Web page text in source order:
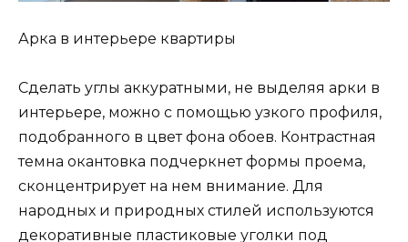
Арка в интерьере квартиры
Сделать углы аккуратными, не выделяя арки в
интерьере, можно с помощью узкого профиля,
подобранного в цвет фона обоев. Контрастная
темна окантовка подчеркнет формы проема,
сконцентрирует на нем внимание. Для
народных и природных стилей используются
декоративные пластиковые уголки под